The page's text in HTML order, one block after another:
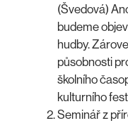
(Švedová)
budeme
hudby.
působnosti
školního
kulturního
Seminář z